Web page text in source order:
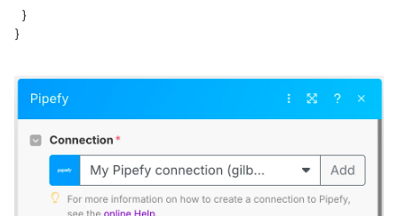
}
}